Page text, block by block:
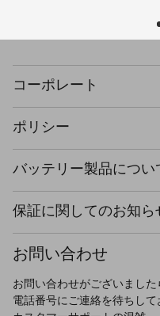
コーポレート
ポリシー
バッテリー製品につい
保証に関してのお知ら
お問い合わせ
お問い合わせがございまし
電話番号にご連絡を待ちして